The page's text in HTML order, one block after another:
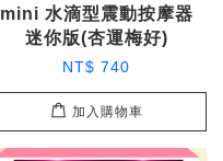
mini 水滴型震動按摩器
迷你版(杏運梅好)
NT$ 740
加入購物車